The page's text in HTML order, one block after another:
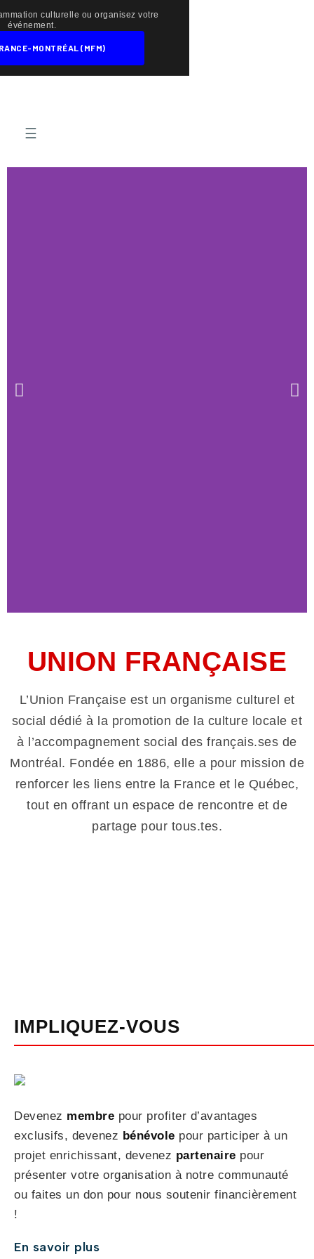
culturelle ou organisez votre
événement.
MONTRÉAL (MFM)
☰
Au coeur de
Montréal
depuis 1886
UNION FRANÇAISE
L’Union Française est un organisme culturel et
social dédié à la promotion de la culture locale et
à l’accompagnement social des français.ses de
Montréal. Fondée en 1886, elle a pour mission de
renforcer les liens entre la France et le Québec,
tout en offrant un espace de rencontre et de
partage pour tous.tes.
IMPLIQUEZ-VOUS
Devenez membre pour profiter d’avantages
exclusifs, devenez bénévole pour participer à un
projet enrichissant, devenez partenaire pour
présenter votre organisation à notre communauté
ou faites un don pour nous soutenir financièrement
!
En savoir plus